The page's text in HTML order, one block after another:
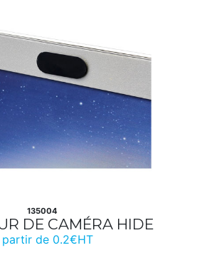
135004
DE CAMÉRA HIDE
partir de 0.2€HT